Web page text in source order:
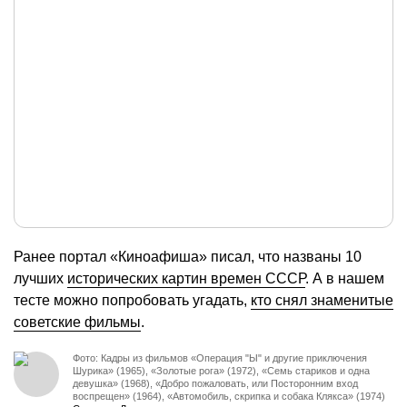
Ранее портал «Киноафиша» писал, что названы 10
лучших исторических картин времен СССР. А в нашем
тесте можно попробовать угадать, кто снял знаменитые
советские фильмы.
Фото: Кадры из фильмов «Операция "Ы" и другие приключения
Шурика» (1965), «Золотые рога» (1972), «Семь стариков и одна
девушка» (1968), «Добро пожаловать, или Посторонним вход
воспрещен» (1964), «Автомобиль, скрипка и собака Клякса» (1974)